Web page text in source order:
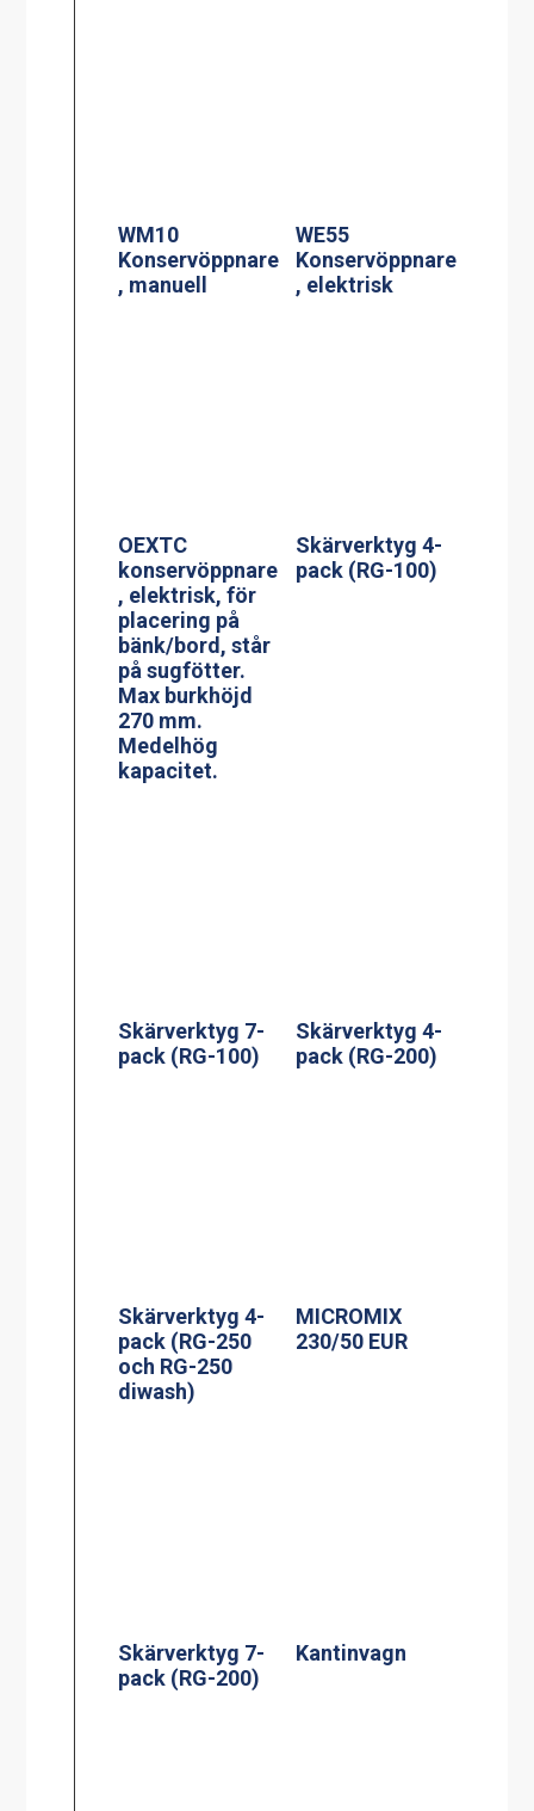
WM10
Konservöppnare
, manuell
WE55
Konservöppnare
, elektrisk
OEXTC
konservöppnare
, elektrisk, för
placering på
bänk/bord, står
på sugfötter.
Max burkhöjd
270 mm.
Medelhög
kapacitet.
Skärverktyg 4-
pack (RG-100)
Skärverktyg 7-
pack (RG-100)
Skärverktyg 4-
pack (RG-200)
Skärverktyg 4-
pack (RG-250
och RG-250
diwash)
MICROMIX
230/50 EUR
Skärverktyg 7-
pack (RG-200)
Kantinvagn